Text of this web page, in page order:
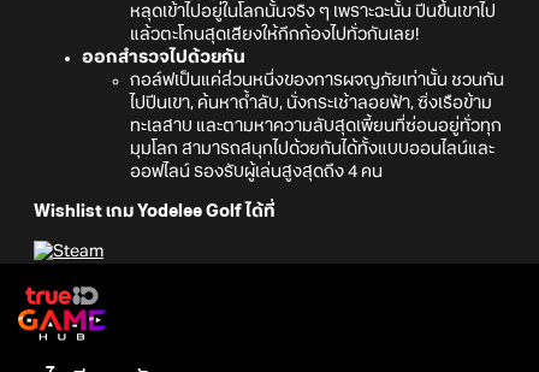
หลุดเข้าไปอยู่ในโลกนั้นจริง ๆ เพราะฉะนั้น ปีนขึ้นเขาไป
แล้วตะโกนสุดเสียงให้กึกก้องไปทั่วกันเลย!
ออกสำรวจไปด้วยกัน
กอล์ฟเป็นแค่ส่วนหนึ่งของการผจญภัยเท่านั้น ชวนกัน
ไปปีนเขา, ค้นหาถ้ำลับ, นั่งกระเช้าลอยฟ้า, ซิ่งเรือข้าม
ทะเลสาบ และตามหาความลับสุดเพี้ยนที่ซ่อนอยู่ทั่วทุก
มุมโลก สามารถสนุกไปด้วยกันได้ทั้งแบบออนไลน์และ
ออฟไลน์ รองรับผู้เล่นสูงสุดถึง 4 คน
Wishlist เกม Yodelee Golf ได้ที่